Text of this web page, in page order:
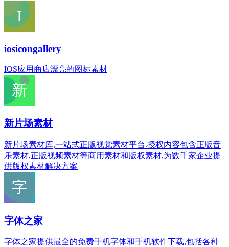
iosicongallery
IOS应用商店漂亮的图标素材
新片场素材
新片场素材库,一站式正版视觉素材平台.授权内容包含正版音
乐素材,正版视频素材等商用素材和版权素材,为数千家企业提
供版权素材解决方案
字体之家
字体之家提供最全的免费手机字体和手机软件下载,包括各种